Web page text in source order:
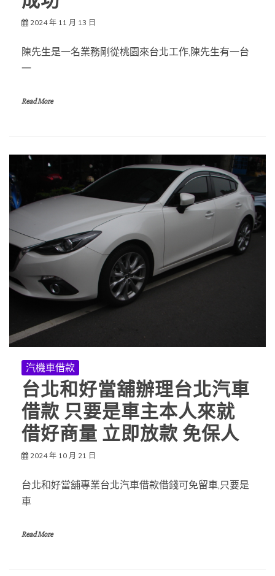
2024 年 11 月 13 日
陳先生是一名業務剛從桃園來台北工作,陳先生有一台
一
Read More
汽機車借款
台北和好當舖辦理台北汽車
借款 只要是車主本人來就
借好商量 立即放款 免保人
2024 年 10 月 21 日
台北和好當舖專業台北汽車借款借錢可免留車,只要是
車
Read More